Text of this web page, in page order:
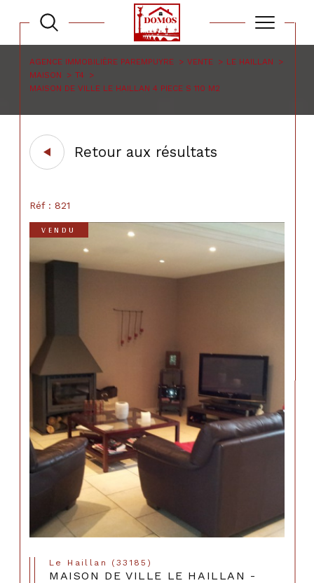
AGENCE IMMOBILIÈRE PAREMPUYRE VENTE
LE HAILLAN
MAISON
T4
MAISON DE VILLE LE HAILLAN 4 PIECE S 110 M2
Retour aux résultats
Réf : 821
VENDU
Le Haillan (33185)
MAISON DE VILLE LE HAILLAN -